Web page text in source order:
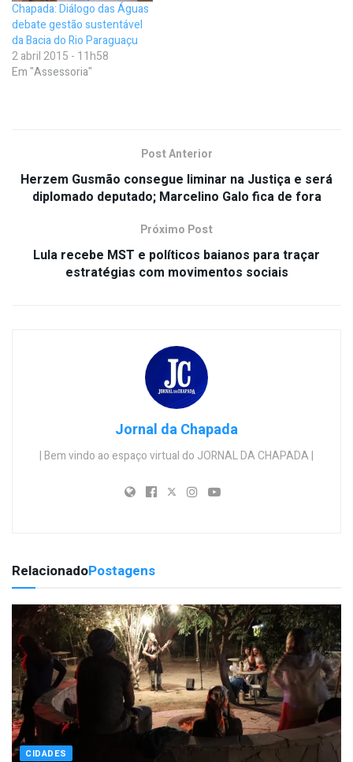
Chapada: Diálogo das Águas
debate gestão sustentável
da Bacia do Rio Paraguaçu
2 abril 2015 - 11h58
Em "Assessoria"
Post Anterior
Herzem Gusmão consegue liminar na Justiça e será
diplomado deputado; Marcelino Galo fica de fora
Próximo Post
Lula recebe MST e políticos baianos para traçar
estratégias com movimentos sociais
Jornal da Chapada
| Bem vindo ao espaço virtual do JORNAL DA CHAPADA |
RelacionadoPostagens
CIDADES